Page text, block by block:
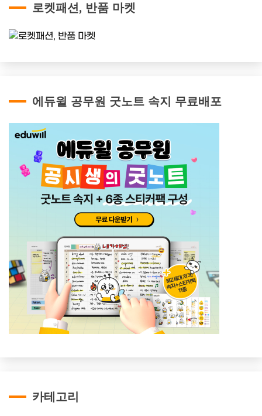
로켓패션, 반품 마켓
에듀윌 공무원 굿노트 속지 무료배포
카테고리